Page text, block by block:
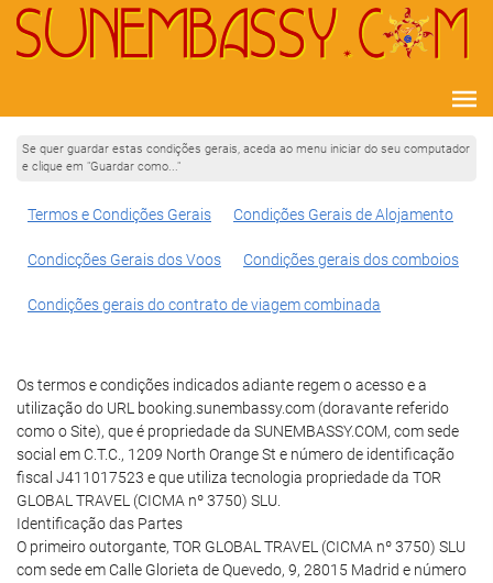
Se quer guardar estas condições gerais, aceda ao menu iniciar do seu computador
e clique em "Guardar como..."
Termos e Condições Gerais Condições Gerais de Alojamento
Condicções Gerais dos Voos Condições gerais dos comboios
Condições gerais do contrato de viagem combinada
Os termos e condições indicados adiante regem o acesso e a
utilização do URL booking.sunembassy.com (doravante referido
como o Site), que é propriedade da SUNEMBASSY.COM, com sede
social em C.T.C., 1209 North Orange St e número de identificação
fiscal J411017523 e que utiliza tecnologia propriedade da TOR
GLOBAL TRAVEL (CICMA nº 3750) SLU.
Identificação das Partes
O primeiro outorgante, TOR GLOBAL TRAVEL (CICMA nº 3750) SLU
com sede em Calle Glorieta de Quevedo, 9, 28015 Madrid e número